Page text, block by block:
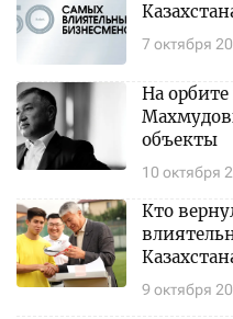
7 октября
10 октября
На
объекты
9 октября
Кто